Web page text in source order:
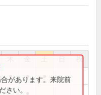
祝
● ●
があります。来院前
さい。